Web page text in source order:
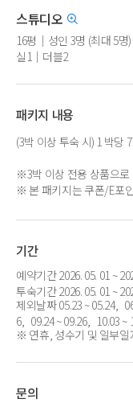
스튜디오
16평｜성인 3명 (최대 5명
실1｜더블2
패키지 내용
(3박 이상 투숙 시) 1 박당
※3박 이상 전용 상품으로
※ 본 패키지는 쿠폰/E포
기간
예약기간 2026. 05. 01 ~
투숙기간 2026. 05. 01 ~
제외날짜 05.23 ~ 05.24,
6, 09.24 ~ 09.26, 10.03 ~
※ 연휴, 성수기 및 일부일
문의